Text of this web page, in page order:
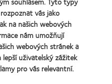
vás jako
na našich webových
nám umožňují
webových stránek a
uživatelský zážitek
pro vás relevantní.